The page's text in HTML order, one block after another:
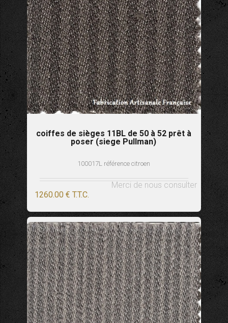
coiffes de sièges 11BL de 50 à 52 prêt à
poser (siege Pullman)
100017L référence citroen
1260.00 € T.T.C.
Merci de nous consulter